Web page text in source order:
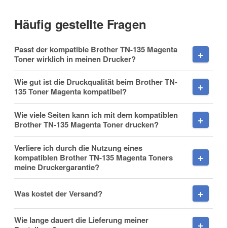
Nachname
Firma
E-Mail
Häufig gestellte Fragen
Passt der kompatible Brother TN-135 Magenta
Toner wirklich in meinen Drucker?
Wie gut ist die Druckqualität beim Brother TN-
135 Toner Magenta kompatibel?
Wie viele Seiten kann ich mit dem kompatiblen
Brother TN-135 Magenta Toner drucken?
Verliere ich durch die Nutzung eines
kompatiblen Brother TN-135 Magenta Toners
meine Druckergarantie?
Was kostet der Versand?
Wie lange dauert die Lieferung meiner